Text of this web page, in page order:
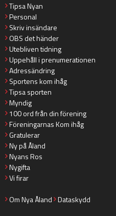
Tipsa Nyan
Personal
Skriv insändare
OBS det händer
Utebliven tidning
Uppehåll i prenumerationen
Adressändring
Sportens kom ihåg
Tipsa sporten
Myndig
100 ord från din förening
Föreningarnas Kom ihåg
Gratulerar
Ny på Åland
Nyans Ros
Nygifta
Vi firar
Om Nya Åland Dataskydd